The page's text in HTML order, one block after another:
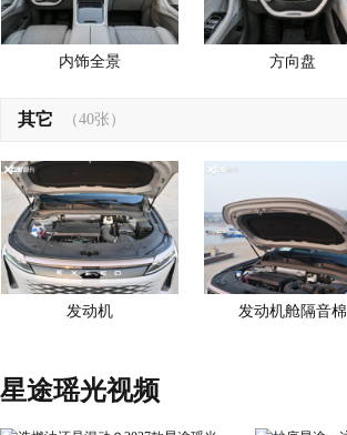
内饰全景 方向盘
其它 （40张）
发动机 发动机舱隔音棉
星途瑶光视频